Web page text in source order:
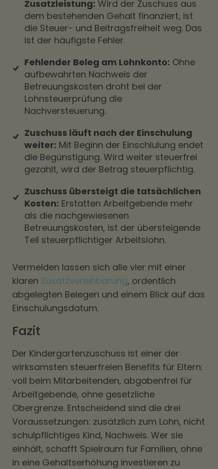
Zusatzleistung: Wird der Zuschuss aus
dem bestehenden Gehalt finanziert, ist
die Steuer- und Beitragsfreiheit weg. Das
ist der häufigste Fehler.
Fehlender Beleg am Lohnkonto: Ohne
aufbewahrten Nachweis der
Betreuungskosten droht bei der
Lohnsteuerprüfung die
Nachversteuerung.
Zuschuss läuft nach der Einschulung
weiter: Mit Beginn der Einschlulung endet
die Begünstigung. Wird weiter steuerfrei
gezahlt, wird der Betrag steuerpflichtig.
Zuschuss übersteigt die tatsächlichen
Kosten: Erstatten Arbeitgebende mehr
als die nachgewiesenen
Betreuungskosten, ist der übersteigende
Teil steuerpflichtiger Arbeitslohn.
Vermeiden lassen sich alle vier mit einer
klaren Zusatzvereinbarung, ordentlich
abgelegten Belegen und einem Blick auf das
Einschulungsdatum.
Fazit
Der Kindergartenzuschuss ist einer der
wirksamsten steuerfreien Benefits für Eltern:
voll beim Mitarbeitenden, abgabenfrei für
Arbeitgebende, ohne gesetzliche
Obergrenze. Entscheidend sind die drei
Voraussetzungen: zusätzlich zum Lohn, nicht
schulpflichtiges Kind, Nachweis. Wer sie
einhält, schafft Spielraum für Familien, ohne
in eine Gehaltserhöhung investieren zu